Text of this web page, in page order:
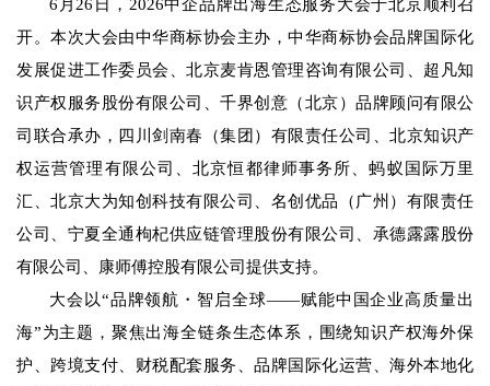
6月26日，2026中企品牌出海生态服务大会于北京顺利召
开。本次大会由中华商标协会主办，中华商标协会品牌国际化
发展促进工作委员会、北京麦肯恩管理咨询有限公司、超凡知
识产权服务股份有限公司、千界创意（北京）品牌顾问有限公
司联合承办，四川剑南春（集团）有限责任公司、北京知识产
权运营管理有限公司、北京恒都律师事务所、蚂蚁国际万里
汇、北京大为知创科技有限公司、名创优品（广州）有限责任
公司、宁夏全通枸杞供应链管理股份有限公司、承德露露股份
有限公司、康师傅控股有限公司提供支持。
大会以“品牌领航・智启全球——赋能中国企业高质量出
海”为主题，聚焦出海全链条生态体系，围绕知识产权海外保
护、跨境支付、财税配套服务、品牌国际化运营、海外本地化